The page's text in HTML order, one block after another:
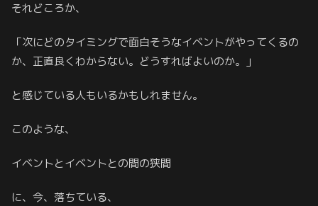
それどころか、
「次にどのタイミングで面白そうなイベントがやってくるの
か、正直良くわからない。どうすればよいのか。」
と感じている人もいるかもしれません。
このような、
イベントとイベントとの間の狭間
に、今、落ちている、